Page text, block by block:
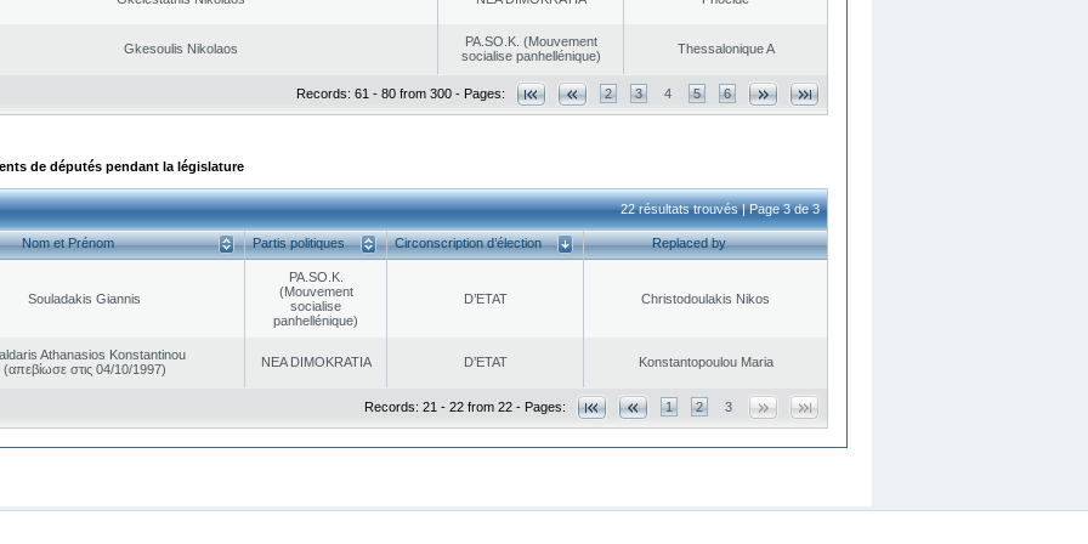
Gkesoulis Nikolaos
PA.SO.K. (Mouvement
socialise panhellénique)
Thessalonique A
Records: 61 - 80 from 300 - Pages: 2 3 4 5 6
de députés pendant la législature
22 résultats trouvés | Page 3 de 3
Nom et Prénom Partis politiques Circonscription d’élection Replaced by
Souladakis Giannis
PA.SO.K.
(Mouvement
socialise
panhellénique)
D’ETAT Christodoulakis Nikos
Athanasios Konstantinou
(απεβίωσε στις 04/10/1997)
NEA DΙMOKRATIA D’ETAT Konstantopoulou Maria
Records: 21 - 22 from 22 - Pages: 1 2 3